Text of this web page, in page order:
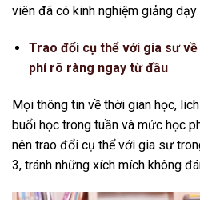
viên đã có kinh nghiệm giảng dạy
Trao đổi cụ thể với gia sư
phí rõ ràng ngay từ đầu
Mọi thông tin về thời gian học,
buổi học trong tuần và mức học
nên trao đổi cụ thể với gia sư
3, tránh những xích mích không